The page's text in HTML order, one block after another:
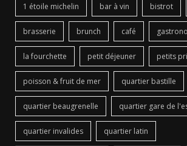
1 étoile michelin bar à vin bistrot
brasserie brunch café
la fourchette petit déjeuner petits
poisson & fruit de mer quartier bastille
quartier beaugrenelle quartier gare de
quartier invalides quartier latin